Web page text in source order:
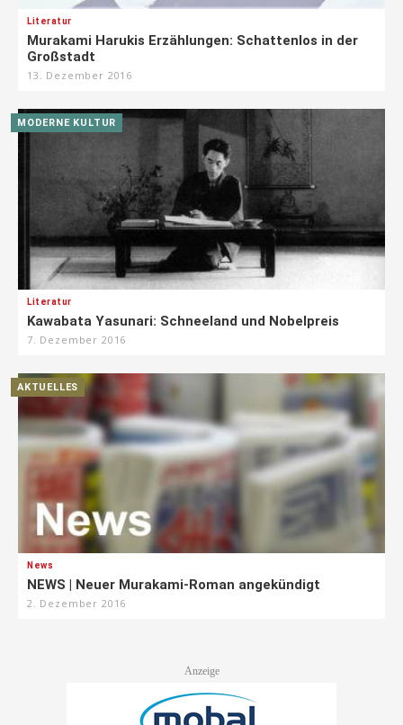
Literatur
Murakami Harukis Erzählungen: Schattenlos in der
Großstadt
13. Dezember 2016
MODERNE KULTUR
Literatur
Kawabata Yasunari: Schneeland und Nobelpreis
7. Dezember 2016
AKTUELLES
News
NEWS | Neuer Murakami-Roman angekündigt
2. Dezember 2016